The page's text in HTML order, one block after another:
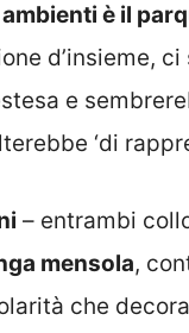
è il
d’insieme,
e
‘di
– entrambi
mensola,
che